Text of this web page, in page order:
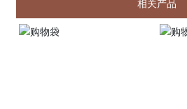
相关产品